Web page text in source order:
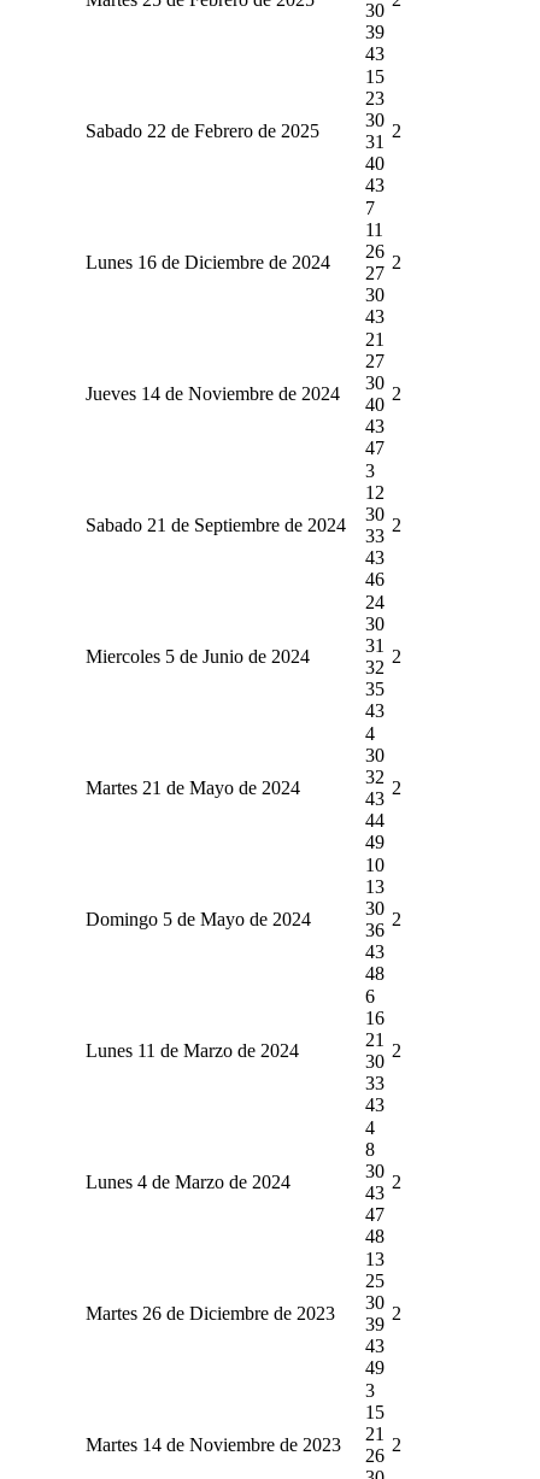
30
39
43
Sabado 22 de Febrero de 2025
15
23
30
31
40
43
2
Lunes 16 de Diciembre de 2024
7
11
26
27
30
43
2
Jueves 14 de Noviembre de 2024
21
27
30
40
43
47
2
Sabado 21 de Septiembre de 2024
3
12
30
33
43
46
2
Miercoles 5 de Junio de 2024
24
30
31
32
35
43
2
Martes 21 de Mayo de 2024
4
30
32
43
44
49
2
Domingo 5 de Mayo de 2024
10
13
30
36
43
48
2
Lunes 11 de Marzo de 2024
6
16
21
30
33
43
2
Lunes 4 de Marzo de 2024
4
8
30
43
47
48
2
Martes 26 de Diciembre de 2023
13
25
30
39
43
49
2
Martes 14 de Noviembre de 2023
3
15
21
26
2